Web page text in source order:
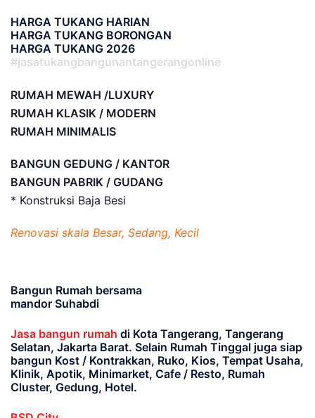
HARGA TUKANG HARIAN
HARGA TUKANG BORONGAN
HARGA TUKANG 2026
#jasatukangbangunantangerangonline
RUMAH MEWAH /LUXURY
RUMAH KLASIK / MODERN
RUMAH MINIMALIS
BANGUN GEDUNG / KANTOR
BANGUN PABRIK / GUDANG
* Konstruksi Baja Besi
Renovasi skala Besar, Sedang, Kecil
Bangun Rumah bersama
mandor Suhabdi
Jasa bangun rumah di Kota Tangerang, Tangerang
Selatan, Jakarta Barat. Selain Rumah Tinggal juga siap
bangun Kost / Kontrakkan, Ruko, Kios, Tempat Usaha,
Klinik, Apotik, Minimarket, Cafe / Resto, Rumah
Cluster, Gedung, Hotel.